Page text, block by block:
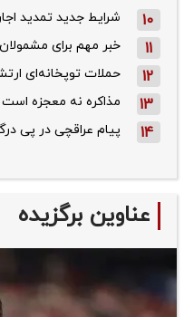
10 شرایط جدید تمدید
11 خبر مهم برای مشمولان
12 حملات توپخانه‌ای
13 مذاکره نه معجزه
14 پیام عراقچی در پی
عناوین برگزیده